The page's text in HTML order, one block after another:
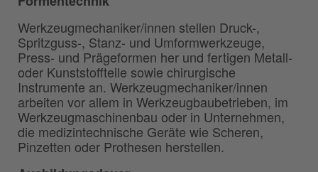
Werkzeugmechaniker/innen stellen Druck-,
Spritzguss-, Stanz- und Umformwerkzeuge,
Press- und Prägeformen her und fertigen Metall-
oder Kunststoffteile sowie chirurgische
Instrumente an. Werkzeugmechaniker/innen
arbeiten vor allem in Werkzeugbaubetrieben, im
Werkzeugmaschinenbau oder in Unternehmen,
die medizintechnische Geräte wie Scheren,
Pinzetten oder Prothesen herstellen.